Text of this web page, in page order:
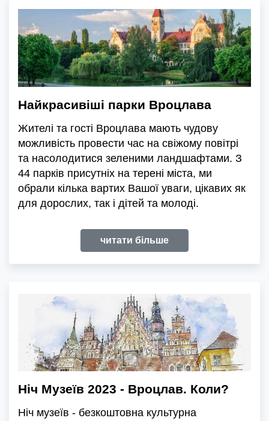
Найкрасивіші парки Вроцлава
Жителі та гості Вроцлава мають чудову
можливість провести час на свіжому повітрі
та насолодитися зеленими ландшафтами. З
44 парків присутніх на терені міста, ми
обрали кілька вартих Вашої уваги, цікавих як
для дорослих, так і дітей та молоді.
читати більше
Ніч Музеїв 2023 - Вроцлав. Коли?
Ніч музеїв - безкоштовна культурна